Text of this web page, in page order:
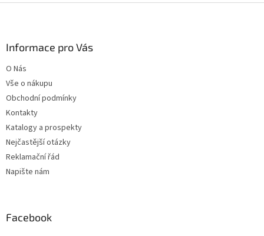
v
Informace pro Vás
O Nás
Vše o nákupu
Obchodní podmínky
Kontakty
Katalogy a prospekty
Nejčastější otázky
Reklamační řád
Napište nám
Facebook